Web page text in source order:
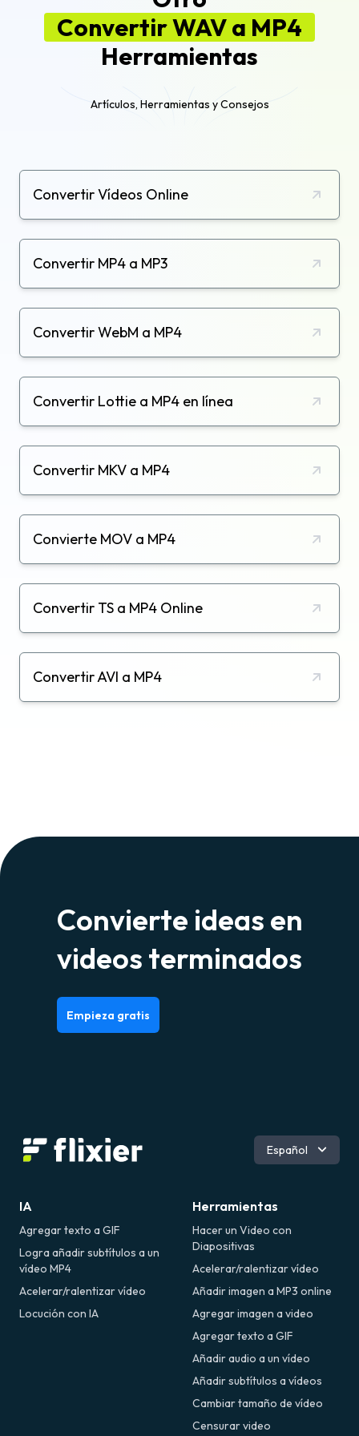
Convertir WAV a MP4
Herramientas
Artículos, Herramientas y Consejos
Convertir Vídeos Online
Convertir MP4 a MP3
Convertir WebM a MP4
Convertir Lottie a MP4 en línea
Convertir MKV a MP4
Convierte MOV a MP4
Convertir TS a MP4 Online
Convertir AVI a MP4
Convierte ideas en
videos terminados
Empieza gratis
Inglés
Português
Română
Español
IA
Agregar texto a GIF
Logra añadir subtítulos a un
vídeo MP4
Acelerar/ralentizar vídeo
Locución con IA
Herramientas
Hacer un Video con
Diapositivas
Acelerar/ralentizar vídeo
Añadir imagen a MP3 online
Agregar imagen a video
Agregar texto a GIF
Añadir audio a un vídeo
Añadir subtítulos a vídeos
Cambiar tamaño de vídeo
Censurar video